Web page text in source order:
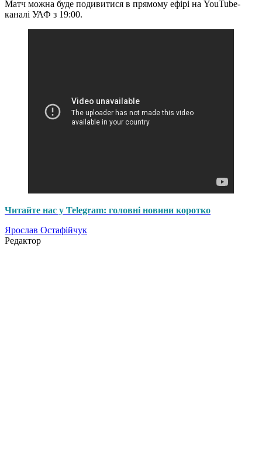
Матч можна буде подивитися в прямому ефірі на YouTube-
каналі УАФ з 19:00.
Читайте нас у Telegram: головні новини коротко
Ярослав Остафійчук
Редактор